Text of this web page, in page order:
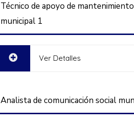
Técnico de apoyo de
municipal 1
Ver Detalles
Analista de comunicación social